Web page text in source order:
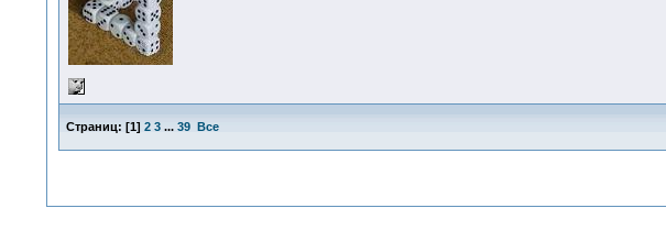
Страниц: [1] 2 3 ... 39 Все